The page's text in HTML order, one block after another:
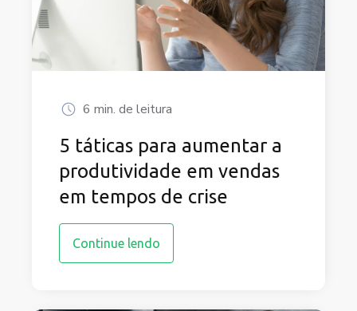
6 min. de leitura
5 táticas para aumentar a
produtividade em vendas
em tempos de crise
Continue lendo